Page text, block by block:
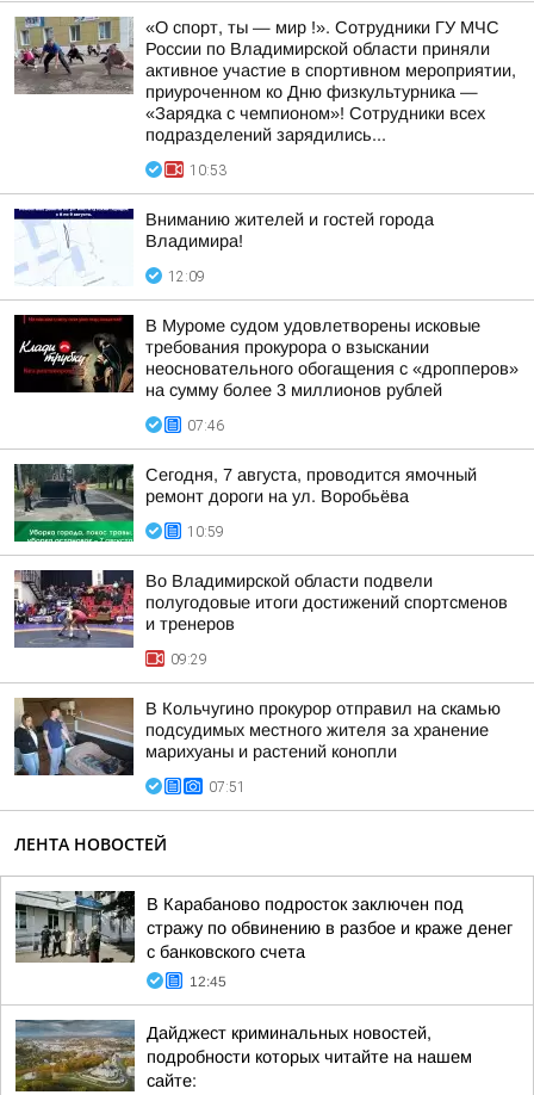
«О спорт, ты — мир !». Сотрудники ГУ МЧС
России по Владимирской области приняли
активное участие в спортивном мероприятии,
приуроченном ко Дню физкультурника —
«Зарядка с чемпионом»! Сотрудники всех
подразделений зарядились...
10:53
Вниманию жителей и гостей города
Владимира!
12:09
В Муроме судом удовлетворены исковые
требования прокурора о взыскании
неосновательного обогащения с «дропперов»
на сумму более 3 миллионов рублей
07:46
Сегодня, 7 августа, проводится ямочный
ремонт дороги на ул. Воробьёва
10:59
Во Владимирской области подвели
полугодовые итоги достижений спортсменов
и тренеров
09:29
В Кольчугино прокурор отправил на скамью
подсудимых местного жителя за хранение
марихуаны и растений конопли
07:51
ЛЕНТА НОВОСТЕЙ
В Карабаново подросток заключен под
стражу по обвинению в разбое и краже денег
с банковского счета
12:45
Дайджест криминальных новостей,
подробности которых читайте на нашем
сайте: